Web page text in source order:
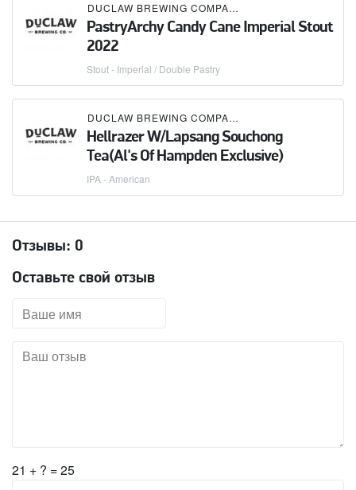
DUCLAW BREWING COMPANY
PastryArchy Candy Cane Imperial Stout
2022
Stout - Imperial / Double Pastry
DUCLAW BREWING COMPANY
Hellrazer W/Lapsang Souchong
Tea(Al's Of Hampden Exclusive)
IPA - American
Отзывы: 0
Оставьте свой отзыв
21 + ? = 25